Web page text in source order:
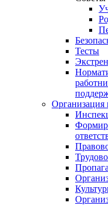
Тесты
Организация